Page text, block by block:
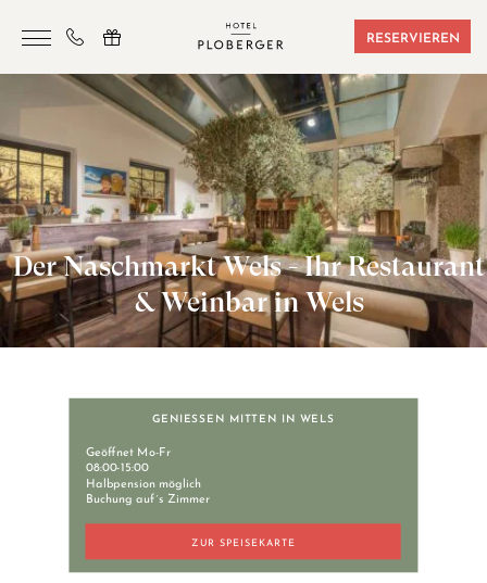
RESERVIEREN
HOTEL
ZIMMER & BUCHUNGEN
SAUNA & SPORT
SEMINARE
ANGEBOTE
LAGE & FREIZEIT
KONTAKT
+43 7242 629 41
RESERVIERUNG@HOTEL-PLOBERGER.AT
Der Naschmarkt Wels - Ihr Restaurant
& Weinbar in Wels
GENIESSEN MITTEN IN WELS
Geöffnet Mo-Fr
08:00-15:00
Halbpension möglich
Buchung auf´s Zimmer
ZUR SPEISEKARTE